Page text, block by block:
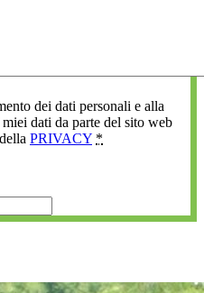
dei dati personali e alla
dati da parte del sito web
PRIVACY *